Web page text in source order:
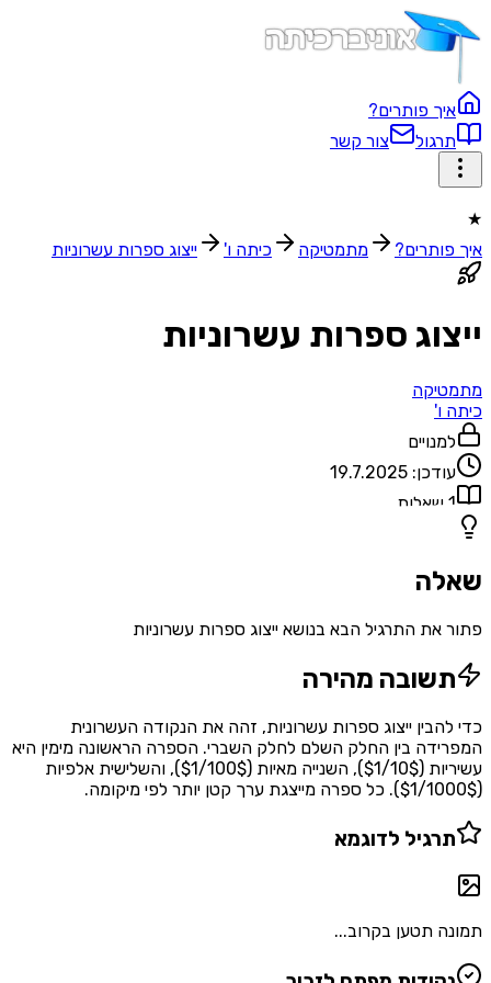
איך פותרים?
תרגול
צור קשר
★
איך פותרים?
מתמטיקה כיתה ו' ייצוג ספרות עשרוניות
ייצוג ספרות עשרוניות
מתמטיקה
כיתה ו'
למנויים
עודכן: 19.7.2025
1 שאלות
שאלה
פתור את התרגיל הבא בנושא ייצוג ספרות עשרוניות
תשובה מהירה
כדי להבין ייצוג ספרות עשרוניות, זהה את הנקודה העשרונית
המפרידה בין החלק השלם לחלק השברי. הספרה הראשונה מימין היא
עשיריות ($1/10$), השנייה מאיות ($1/100$), והשלישית אלפיות
($1/1000$). כל ספרה מייצגת ערך קטן יותר לפי מיקומה.
תרגיל לדוגמא
תמונה תטען בקרוב...